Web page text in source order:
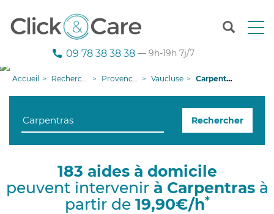
T
n
g
09 78 38 38 38 — 9h-19h 7j/7
Accueil Recherche aide à domicile Provence-Alpes-Côte d'Azur Vaucluse Carpentras
Rechercher
183 aides à domicile
peuvent intervenir à Carpentrasà
partir de 19,90€/h*